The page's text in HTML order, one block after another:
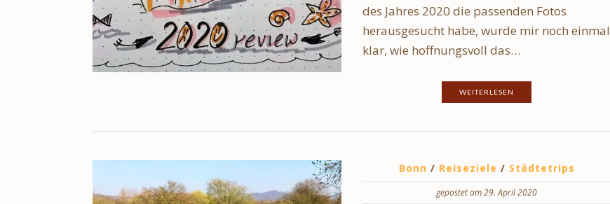
des Jahres 2020 die passenden Fotos
herausgesucht habe, wurde mir noch einmal
klar, wie hoffnungsvoll das…
WEITERLESEN
Bonn / Reiseziele / Städtetrips
gepostet am 29. April 2020